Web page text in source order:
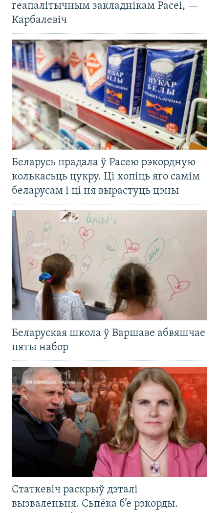
геапалітычным закладнікам Расеі, —
Карбалевіч
Беларусь прадала ў Расею рэкордную
колькасьць цукру. Ці хопіць яго самім
беларусам і ці ня вырастуць цэны
Беларуская школа ў Варшаве абвяшчае
пяты набор
Статкевіч раскрыў дэталі
вызваленьня. Сьпёка б’е рэкорды.